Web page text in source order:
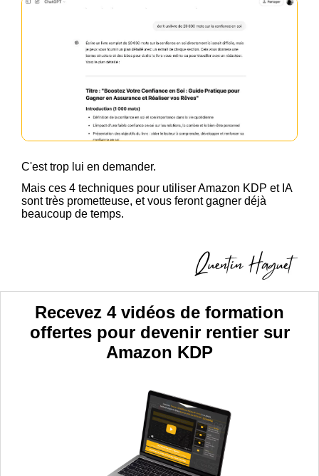
C'est trop lui en demander.
Mais ces 4 techniques pour utiliser Amazon KDP et IA
sont très prometteuse, et vous feront gagner déjà
beaucoup de temps.
Recevez 4 vidéos de formation
offertes pour devenir rentier sur
Amazon KDP